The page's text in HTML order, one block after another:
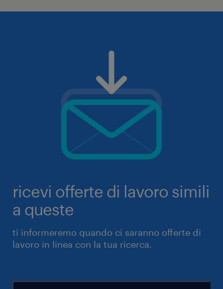
ricevi offerte di lavoro simili
a queste
ti informeremo quando ci saranno offerte di
lavoro in linea con la tua ricerca.